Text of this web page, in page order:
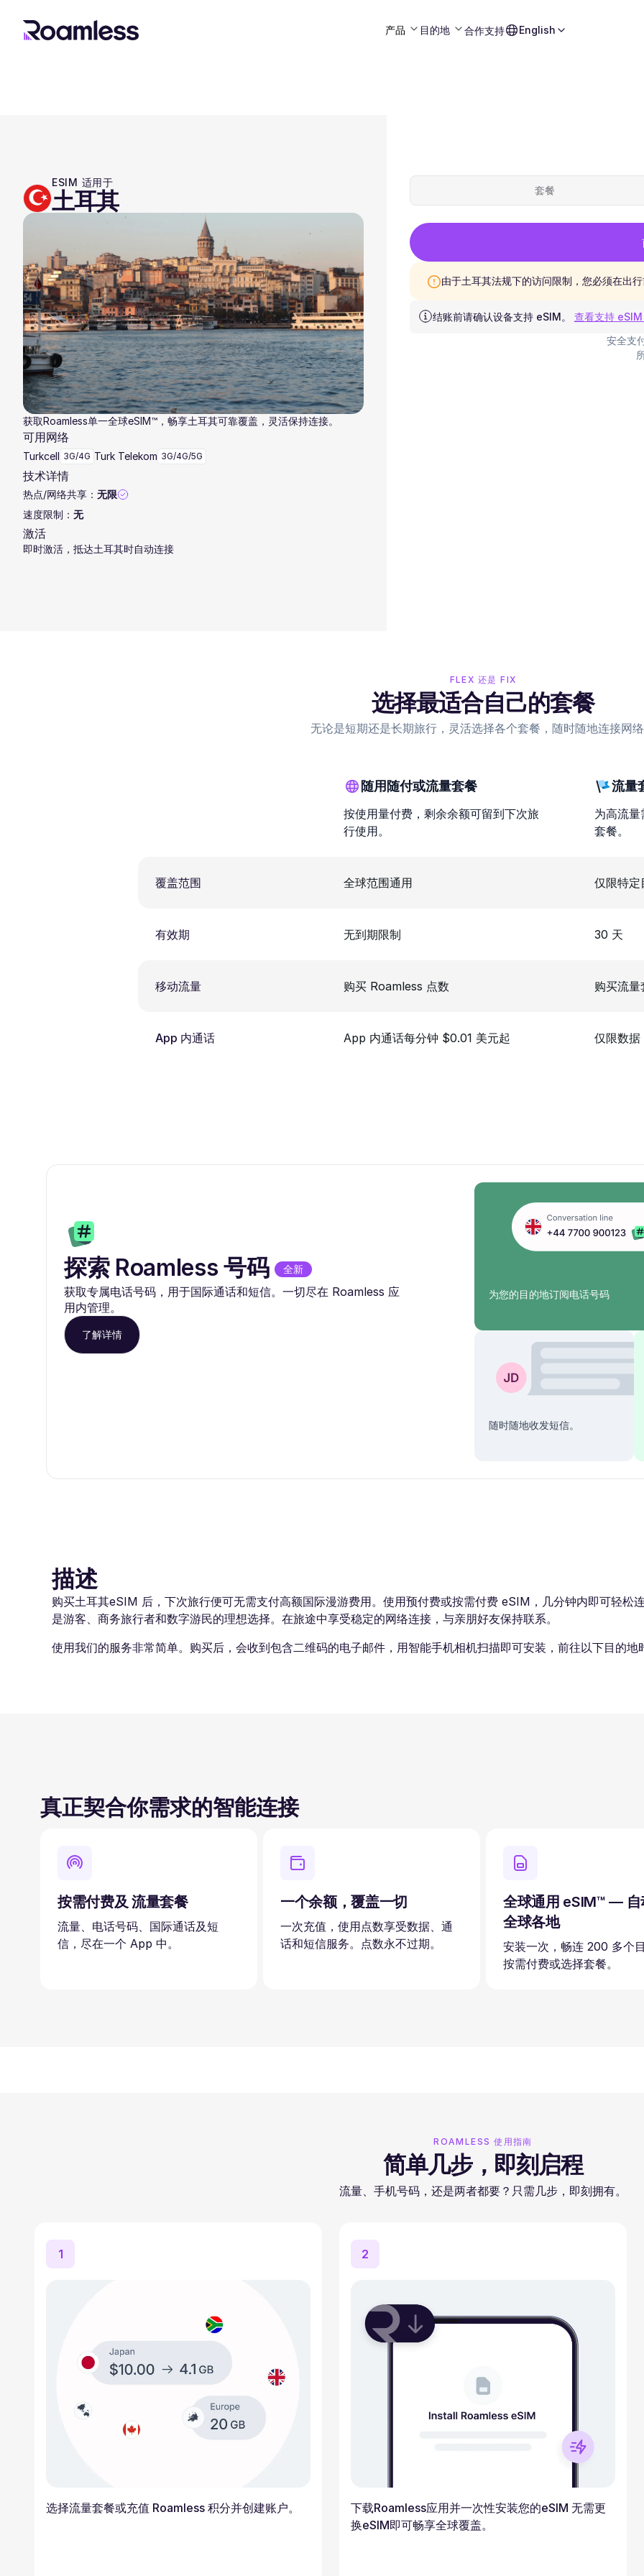
产品 目的地 合作支持 English
ESIM 适用于
土耳其
获取Roamless单一全球eSIM™，畅享土耳其可靠覆盖，灵活保持连接。
可用网络
Turkcell 3G/4G Turk Telekom 3G/4G/5G
技术详情
热点/网络共享： 无限
速度限制： 无
激活
即时激活，抵达土耳其时自动连接
套餐
由于土耳其法规下的访问限制，您必须在出
结账前请确认设备支持 eSIM。
查看支持
安全支
FLEX 还是 FIX
选择最适合自己的套餐
无论是短期还是长期旅行，灵活选择各个套餐，随时随地连接网
随用随付或流量套餐
按使用量付费，剩余余额可留到下次旅
行使用。
流量
为高流
套餐。
覆盖范围 全球范围通用 仅限特定
有效期 无到期限制 30 天
移动流量 购买 Roamless 点数 购买流量
App 内通话 App 内通话每分钟 $0.01 美元起 仅限数据
探索 Roamless 号码 全新
获取专属电话号码，用于国际通话和短信。一切尽在 Roamless 应
用内管理。
了解详情
为您的目的地订阅电话号码
随时随地收发短信。
描述
购买土耳其eSIM 后，下次旅行便可无需支付高额国际漫游费用。使用预付费或按需付费 eSIM，几分钟内即可轻
是游客、商务旅行者和数字游民的理想选择。在旅途中享受稳定的网络连接，与亲朋好友保持联系。
使用我们的服务非常简单。购买后，会收到包含二维码的电子邮件，用智能手机相机扫描即可安装，前往以下目的
真正契合你需求的智能连接
按需付费及 流量套餐
流量、电话号码、国际通话及短
信，尽在一个 App 中。
一个余额，覆盖一切
一次充值，使用点数享受数据、通
话和短信服务。点数永不过期。
全球通用 eSIM™ — 自
全球各地
安装一次，畅连 200 多个
按需付费或选择套餐。
ROAMLESS 使用指南
简单几步，即刻启程
流量、手机号码，还是两者都要？只需几步，即刻拥有。
1
选择流量套餐或充值 Roamless 积分并创建账户。
2
下载Roamless应用并一次性安装您的eSIM 无需更
换eSIM即可畅享全球覆盖。